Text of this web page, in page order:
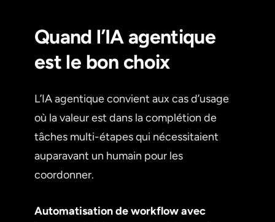
Quand l’IA agentique
est le bon choix
L’IA agentique convient aux cas d’usage
où la valeur est dans la complétion de
tâches multi-étapes qui nécessitaient
auparavant un humain pour les
coordonner.
Automatisation de workflow avec